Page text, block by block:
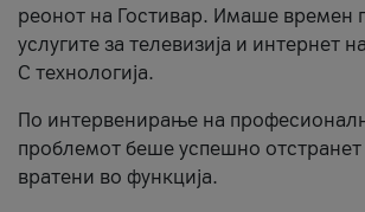
За нас
#ПодобарОнлајн
реонот на Гостивар. Имаше времен
услугите за телевизија и интернет
C технологија.
По интервенирање на
проблемот беше успешно отстранет
вратени во функција.